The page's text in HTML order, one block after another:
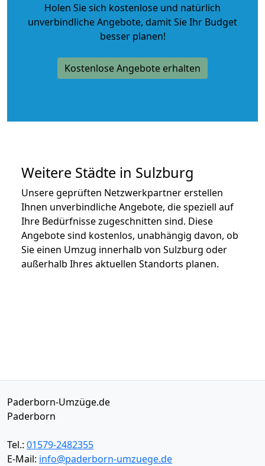
Holen Sie sich kostenlose und natürlich
unverbindliche Angebote, damit Sie Ihr Budget
besser planen!
Kostenlose Angebote erhalten
Weitere Städte in Sulzburg
Unsere geprüften Netzwerkpartner erstellen
Ihnen unverbindliche Angebote, die speziell auf
Ihre Bedürfnisse zugeschnitten sind. Diese
Angebote sind kostenlos, unabhängig davon, ob
Sie einen Umzug innerhalb von Sulzburg oder
außerhalb Ihres aktuellen Standorts planen.
Paderborn-Umzüge.de
Paderborn
Tel.: 01579-2482355
E-Mail: info@paderborn-umzuege.de